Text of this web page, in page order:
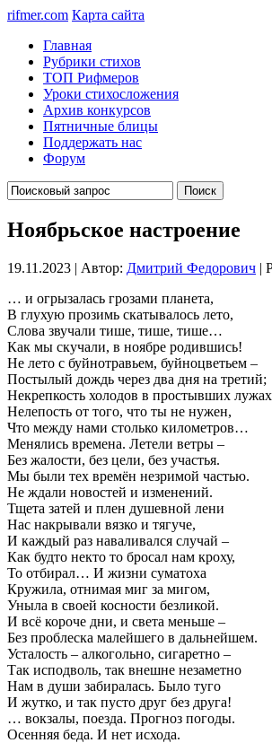
rifmer.com Карта сайта
Главная
Рубрики стихов
ТОП Рифмеров
Уроки стихосложения
Архив конкурсов
Пятничные блицы
Поддержать нас
Форум
Ноябрьское настроение
19.11.2023 | Автор: Дмитрий Федорович |
… и огрызалась грозами планета,
В глухую прозимь скатывалось лето,
Слова звучали тише, тише, тише…
Как мы скучали, в ноябре родившись!
Не лето с буйнотравьем, буйноцветьем –
Постылый дождь через два дня на третий;
Некрепкость холодов в простывших
Нелепость от того, что ты не нужен,
Что между нами столько километров…
Менялись времена. Летели ветры –
Без жалости, без цели, без участья.
Мы были тех времён незримой частью.
Не ждали новостей и изменений.
Тщета затей и плен душевной лени
Нас накрывали вязко и тягуче,
И каждый раз наваливался случай –
Как будто некто то бросал нам кроху,
То отбирал… И жизни суматоха
Кружила, отнимая миг за мигом,
Уныла в своей косности безликой.
И всё короче дни, и света меньше –
Без проблеска малейшего в дальнейшем.
Усталость – алкогольно, сигаретно –
Так исподволь, так внешне незаметно
Нам в души забиралась. Было туго
И жутко, и так пусто друг без друга!
… вокзалы, поезда. Прогноз погоды.
Осенняя беда. И нет исхода.